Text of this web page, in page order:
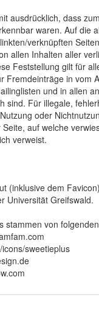
ausdrücklich, dass
waren. Auf die
verknüpften
allen Inhalten aller
Feststellung gilt für
Fremdeinträge in vom
und in allen
sind. Für illegale,
oder
auf welche
verweist.
(inklusive dem
Universität Greifswald.
stammen von
sweetieplus